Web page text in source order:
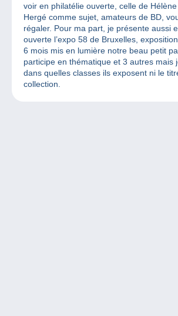
voir en philatélie ouverte, celle de
Hergé comme sujet, amateurs de BD,
régaler. Pour ma part, je présente aussi
ouverte l’expo 58 de Bruxelles,
6 mois mis en lumière notre beau petit
participe en thématique et 3 autres mais
dans quelles classes ils exposent ni le
collection.